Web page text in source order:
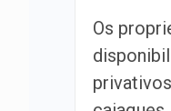
Os